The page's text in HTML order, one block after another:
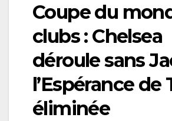
Coupe du
clubs : Chelsea
déroule sans
l’Espérance de
éliminée